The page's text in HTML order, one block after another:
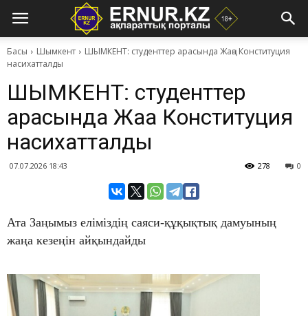
Басы Шымкент
ШЫМКЕНТ: студенттер арасында Жаңа Конституция
насихатталды
ШЫМКЕНТ: студенттер
арасында Жаңа Конституция
насихатталды
07.07.2026 18:43 0
278
Ата Заңымыз еліміздің саяси-құқықтық дамуының
жаңа кезеңін айқындайды